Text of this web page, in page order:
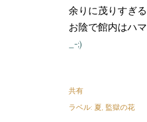
余りに茂りすぎ
お陰で館内はハ
_-;)
共有
ラベル: 夏 監獄の花